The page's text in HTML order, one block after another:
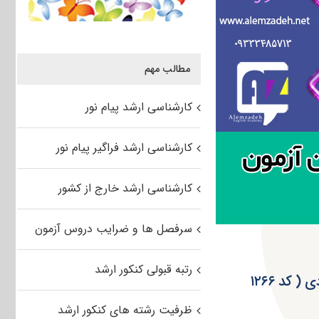
دانلود سوالات آزمون کارشناسی ارشد سراسری ۹۴مجموعه دریا نوردی ( کد ۱۲۶۶
مطالب مهم
کارشناسی ارشد پیام نور
کارشناسی ارشد فراگیر پیام نور
کارشناسی ارشد خارج از کشور
سرفصل ها و ضرایب دروس آزمون
رتبه قبولی کنکور ارشد
ظرفیت رشته های کنکور ارشد